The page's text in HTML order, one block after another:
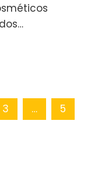
3 …
5